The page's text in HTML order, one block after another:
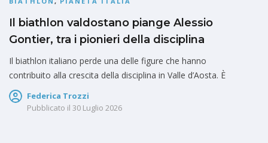
Il biathlon valdostano piange Alessio
Gontier, tra i pionieri della disciplina
Il biathlon italiano perde una delle figure che hanno
contribuito alla crescita della disciplina in Valle d’Aosta. È
Federica Trozzi
Pubblicato il 30 Luglio 2026